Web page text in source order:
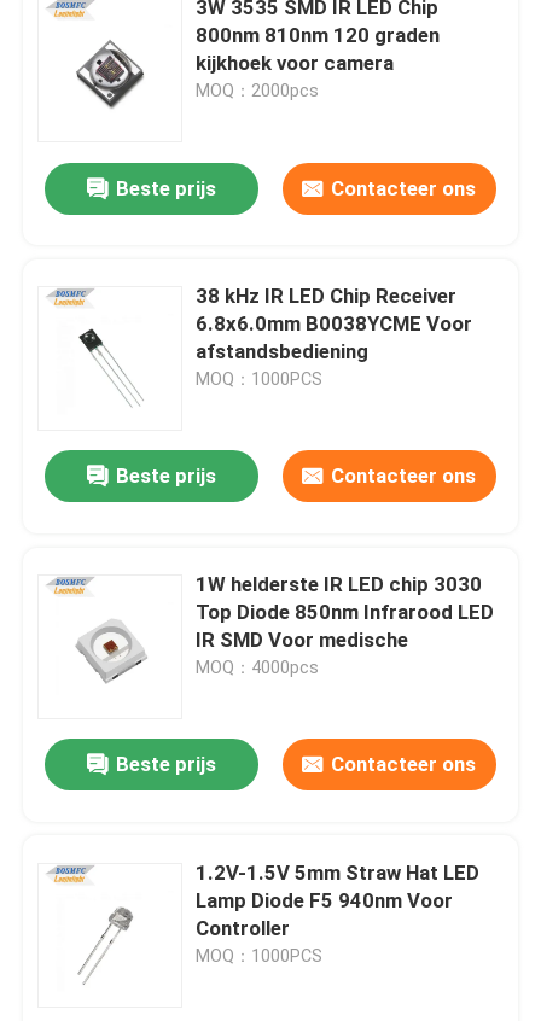
Hoge Machts LEIDENE Spaander
UV GELEIDE SPAANDER
7 segment geleide vertoning
Binnenleiden groeien Licht
3W 3535 SMD IR LED Chip
800nm 810nm 120 graden
kijkhoek voor camera
MOQ：2000pcs
Beste prijs Contacteer ons
38 kHz IR LED Chip Receiver
6.8x6.0mm B0038YCME Voor
afstandsbediening
MOQ：1000PCS
Beste prijs Contacteer ons
1W helderste IR LED chip 3030
Top Diode 850nm Infrarood LED
IR SMD Voor medische
MOQ：4000pcs
Beste prijs Contacteer ons
1.2V-1.5V 5mm Straw Hat LED
Lamp Diode F5 940nm Voor
Controller
MOQ：1000PCS